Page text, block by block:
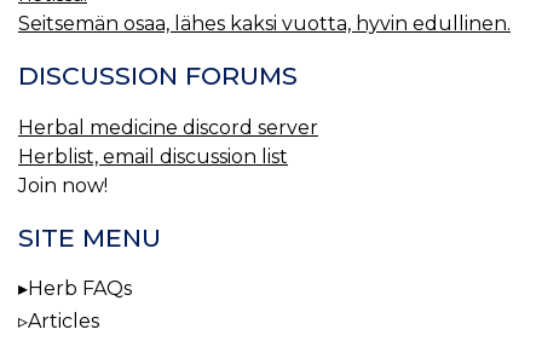
Seitsemän osaa, lähes kaksi vuotta, hyvin edullinen.
DISCUSSION FORUMS
Herbal medicine discord server
Herblist, email discussion list
Join now!
SITE MENU
Herb FAQs
Articles